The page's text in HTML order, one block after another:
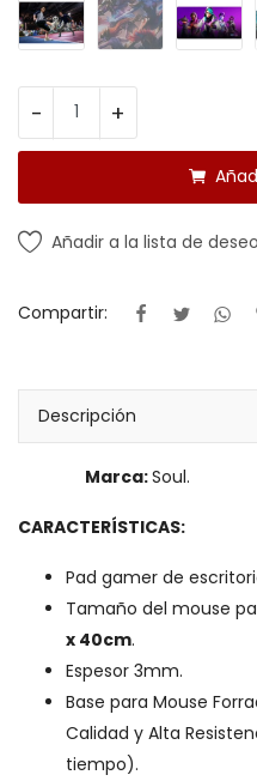
ARS ($)
- +
Añadir a la lista de
Compartir:
Descripción
Marca:
CARACTERÍSTICAS:
Pad gamer de
Tamaño del mouse
x 40cm.
Espesor 3mm.
Base para Mouse
Calidad y Alta
tiempo).